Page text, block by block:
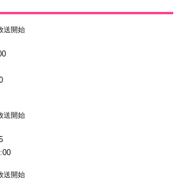
送開始
送開始
送開始